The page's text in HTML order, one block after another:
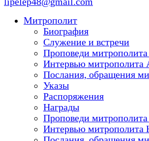
Митрополит
Биография
Служение и встречи
Проповеди
Интервью митрополита
Послания, обращения
Указы
Распоряжения
Награды
Проповеди
Интервью митрополита